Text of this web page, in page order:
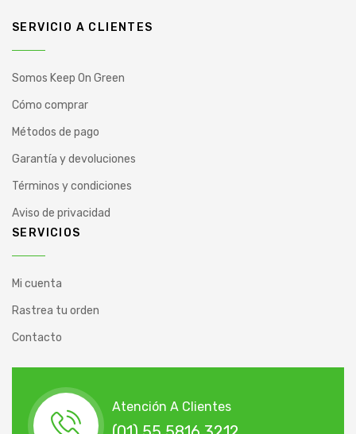
SERVICIO A CLIENTES
Somos Keep On Green
Cómo comprar
Métodos de pago
Garantía y devoluciones
Términos y condiciones
Aviso de privacidad
SERVICIOS
Mi cuenta
Rastrea tu orden
Contacto
Atención A Clientes